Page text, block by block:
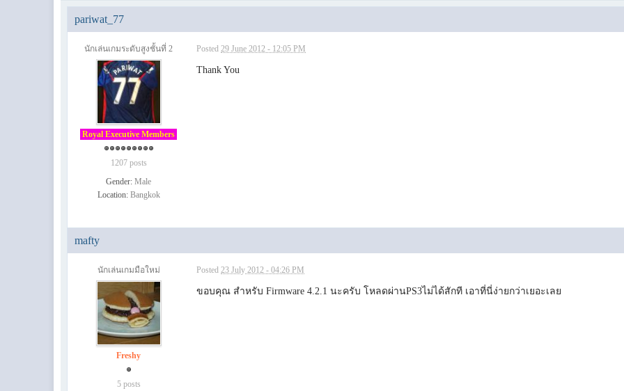
pariwat_77
นักเล่นเกมระดับสูงชั้นที่ 2
Royal Executive Members
1207 posts
Gender: Male
Location: Bangkok
Posted29 June 2012 - 12:05 PM
Thank You
mafty
นักเล่นเกมมือใหม่
Freshy
5 posts
Posted23 July 2012 - 04:26 PM
ขอบคุณ สำหรับ Firmware 4.2.1 นะครับ โหลดผ่านPS3ไม่ได้สักที เอาที่นี่ง่ายกว่าเยอะเลย